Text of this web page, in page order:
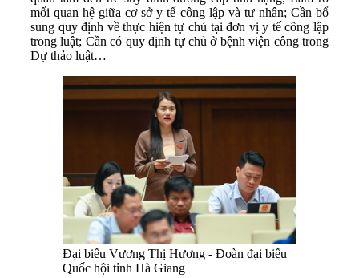
mối quan hệ giữa cơ sở y tế công lập và tư nhân; Cần bổ
sung quy định về thực hiện tự chủ tại đơn vị y tế công lập
trong luật; Cần có quy định tự chủ ở bệnh viện công trong
Dự thảo luật…
Đại biểu Vương Thị Hương - Đoàn đại biểu
Quốc hội tỉnh Hà Giang